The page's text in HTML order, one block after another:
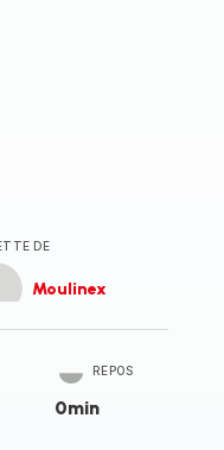
DE
Moulinex
REPOS
0min